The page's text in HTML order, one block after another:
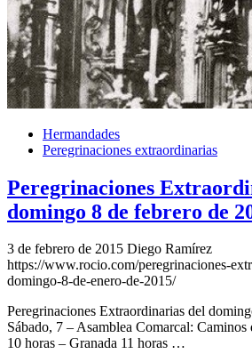
Hermandades
Peregrinaciones extraordinarias
Peregrinaciones
domingo 8 de febrero de
3 de febrero de 2015 Diego Ramírez
https://www.rocio.com/peregrinaciones-
domingo-8-de-enero-de-2015/
Peregrinaciones Extraordinarias del
Sábado, 7 – Asamblea Comarcal:
10 horas – Granada 11 horas …